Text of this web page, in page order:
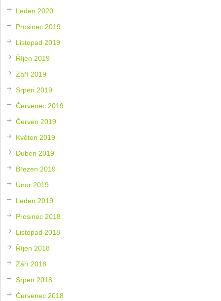
Leden 2020
Prosinec 2019
Listopad 2019
Říjen 2019
Září 2019
Srpen 2019
Červenec 2019
Červen 2019
Květen 2019
Duben 2019
Březen 2019
Únor 2019
Leden 2019
Prosinec 2018
Listopad 2018
Říjen 2018
Září 2018
Srpen 2018
Červenec 2018